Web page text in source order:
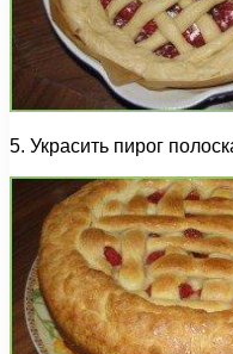
5. Украсить пирог